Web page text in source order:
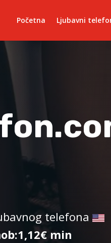
Početna Ljubavni
telefona
min